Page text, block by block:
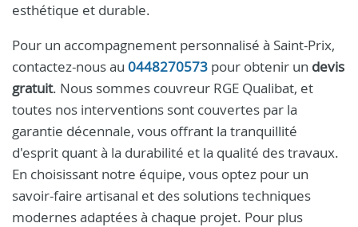
esthétique et durable.
Pour un accompagnement personnalisé à Saint-Prix,
contactez-nous au 0448270573 pour obtenir un devis
gratuit. Nous sommes couvreur RGE Qualibat, et
toutes nos interventions sont couvertes par la
garantie décennale, vous offrant la tranquillité
d'esprit quant à la durabilité et la qualité des travaux.
En choisissant notre équipe, vous optez pour un
savoir-faire artisanal et des solutions techniques
modernes adaptées à chaque projet. Pour plus